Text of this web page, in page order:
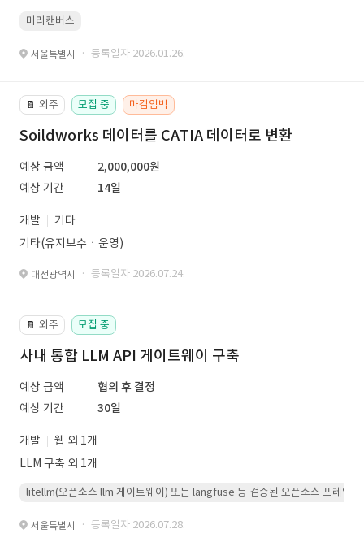
미리캔버스
서울특별시 · 등록일자 2026.01.26.
📔 외주 모집 중 마감임박
Soildworks 데이터를 CATIA 데이터로 변환
예상 금액
2,000,000원
예상 기간
14일
개발
기타
기타(유지보수ㆍ운영)
대전광역시 · 등록일자 2026.07.24.
📔 외주 모집 중
사내 통합 LLM API 게이트웨이 구축
예상 금액
협의 후 결정
예상 기간
30일
개발
웹 외 1개
LLM 구축 외 1개
litellm(오픈소스 llm 게이트웨이) 또는 langfuse 등 검증된 오픈소스 프레임워
서울특별시 · 등록일자 2026.07.28.